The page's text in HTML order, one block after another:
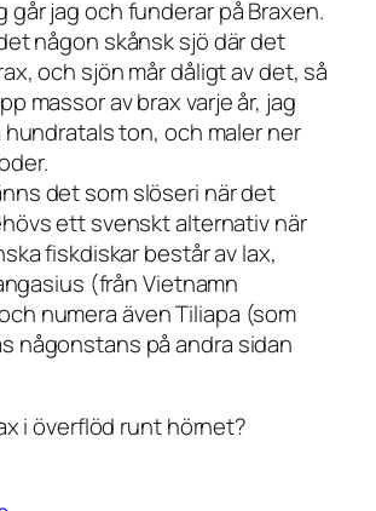
går jag och funderar på Braxen.
någon skånsk sjö där det
och sjön mår dåligt av det, så
massor av brax varje år, jag
ton, och maler ner
det som slöseri när det
ett svenskt alternativ när
fiskdiskar består av lax,
(från Vietnamn
numera även Tiliapa (som
någonstans på andra sidan
i överflöd runt hörnet?